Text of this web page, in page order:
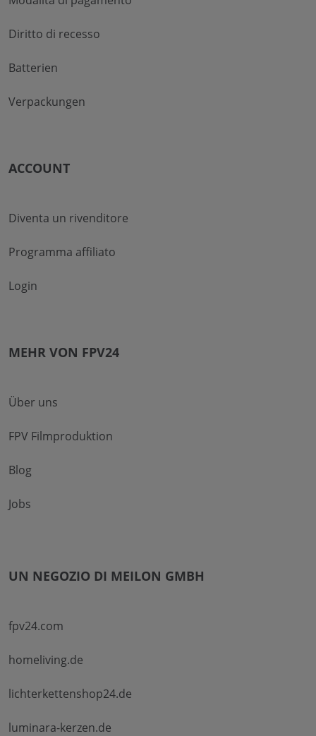
Diritto di recesso
Batterien
Verpackungen
ACCOUNT
Diventa un rivenditore
Programma affiliato
Login
MEHR VON FPV24
Über uns
FPV Filmproduktion
Blog
Jobs
UN NEGOZIO DI MEILON GMBH
fpv24.com
homeliving.de
lichterkettenshop24.de
luminara-kerzen.de